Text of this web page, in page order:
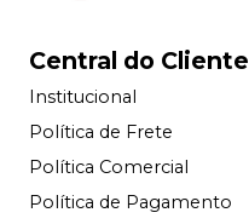
Central do Cliente
Institucional
Política de Frete
Política Comercial
Política de Pagamento